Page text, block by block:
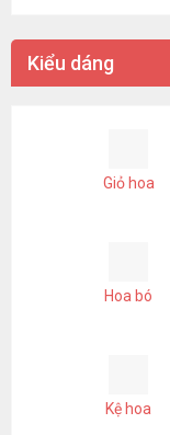
Kiểu dáng
Giỏ hoa
Hoa bó
Kệ hoa